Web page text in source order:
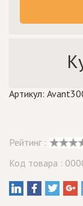
Артикул:
Рейтинг :
Код товара :